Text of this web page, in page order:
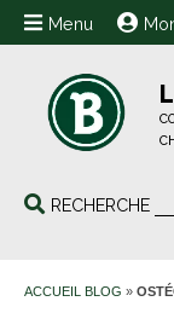
RECHERCHE
ACCUEIL BLOG »
Menu